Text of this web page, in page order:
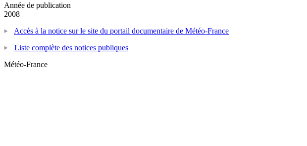
Année de publication
2008
Accès à la notice sur le site du portail documentaire de Météo-France
Liste complète des notices publiques
Météo-France